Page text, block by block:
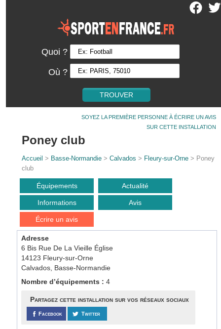
Quoi ?
Où ?
SOYEZ LA PREMIÈRE PERSONNE À ÉCRIRE UN AVIS
SUR CETTE INSTALLATION
Poney club
Accueil > Basse-Normandie >Calvados > Fleury-sur-Orne > Poney
club
Équipements Actualité
Informations Avis
Écrire un avis
Adresse
6 Bis Rue De La Vieille Église
14123 Fleury-sur-Orne
Calvados, Basse-Normandie
Nombre d’équipements :4
Partagez cette installation sur vos réseaux sociaux
Facebook Twitter